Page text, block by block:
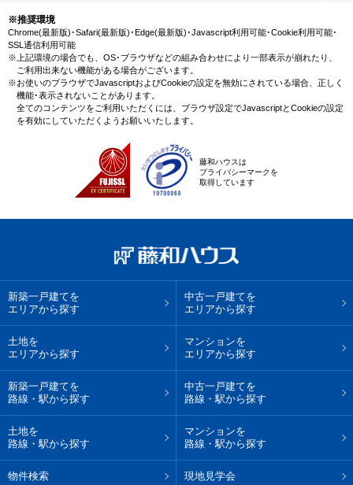
※推奨環境
Chrome(最新版)･Safari(最新版)･Edge(最新版)･Javascript利用可能･Cookie利用可能･
SSL通信利用可能
※上記環境の場合でも、OS･ブラウザなどの組み合わせにより一部表示が崩れたり、
ご利用出来ない機能がある場合がございます。
※お使いのブラウザでJavascriptおよびCookieの設定を無効にされている場合、正しく
機能･表示されないことがあります。
全てのコンテンツをご利用いただくには、ブラウザ設定でJavascriptとCookieの設定
を有効にしていただくようお願いいたします。
藤和ハウスは
プライバシーマークを
取得しています
新築一戸建てを
エリアから探す
中古一戸建てを
エリアから探す
土地を
エリアから探す
マンションを
エリアから探す
新築一戸建てを
路線・駅から探す
中古一戸建てを
路線・駅から探す
土地を
路線・駅から探す
マンションを
路線・駅から探す
物件検索 現地見学会